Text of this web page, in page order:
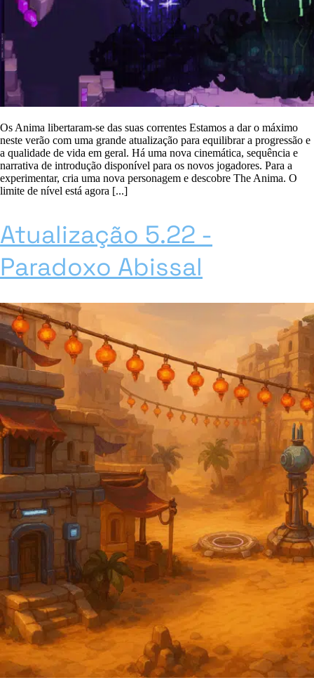
Os Anima libertaram-se das suas correntes Estamos a dar o máximo
neste verão com uma grande atualização para equilibrar a progressão e
a qualidade de vida em geral. Há uma nova cinemática, sequência e
narrativa de introdução disponível para os novos jogadores. Para a
experimentar, cria uma nova personagem e descobre The Anima. O
limite de nível está agora [...]
Atualização 5.22 -
Paradoxo Abissal